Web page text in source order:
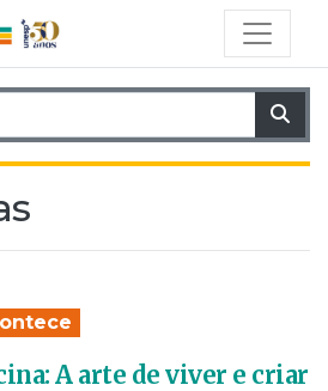
A arte de viver e criar